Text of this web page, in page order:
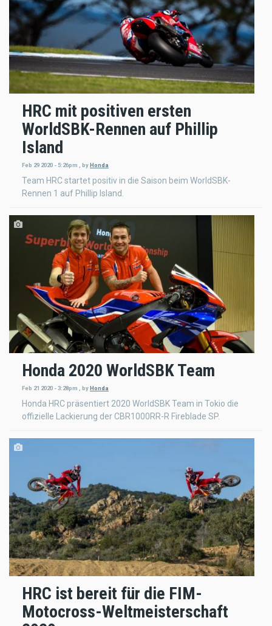
HRC mit positiven ersten
WorldSBK-Rennen auf Phillip
Island
Feb 29 2020 - 5:26pm , byHonda
Team HRC startet positiv in die Saison beim WorldSBK-
Rennen 1 auf Phillip Island.
Honda 2020 WorldSBK Team
Feb 21 2020 - 3:28pm , by Honda
Honda HRC präsentiert 2020 WorldSBK Team in Tokio die
offizielle Lackierung der CBR1000RR-R Fireblade SP.
HRC ist bereit für die FIM-
Motocross-Weltmeisterschaft